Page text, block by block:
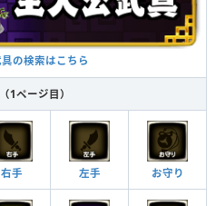
の検索はこちら
1ページ目）
右手 左手 お守り